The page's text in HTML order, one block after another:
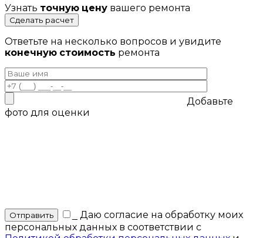
Узнать точную цену вашего ремонта
Сделать расчет
Ответьте на несколько вопросов и увидите
конечную стоимость ремонта
Добавьте
фото для оценки
Даю согласие на обработку моих
персональных данных в соответствии с